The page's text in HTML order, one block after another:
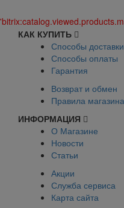
КАК КУПИТЬ
Способы доставки
Способы оплаты
Гарантия
Возврат и обмен
Правила магазина
ИНФОРМАЦИЯ
О Магазине
Новости
Статьи
Акции
Служба сервиса
Карта сайта